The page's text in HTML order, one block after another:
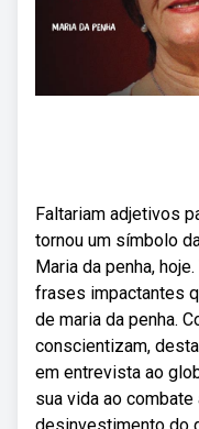
Faltariam adjetivos
tornou um símbolo
Maria da penha,
frases impactantes
de maria da penha.
conscientizam,
em entrevista ao
sua vida ao